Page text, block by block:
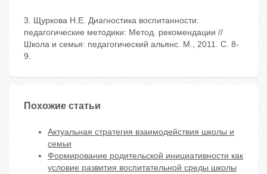
3. Щуркова Н.Е. Диагностика воспитанности:
педагогические методики: Метод. рекомендации //
Школа и семья: педагогический альянс. М., 2011. С. 8-
9.
Похожие статьи
Актуальная стратегия взаимодействия школы и
семьи
Формирование родительской инициативности как
условие развития воспитательной среды школы